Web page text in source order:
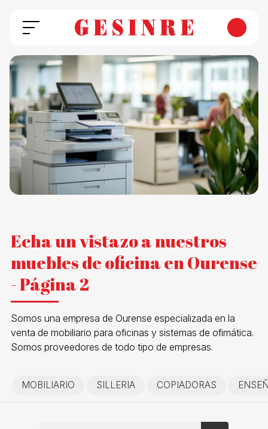
Echa un vistazo a nuestros
muebles de oficina en Ourense
- Página 2
Somos una empresa de Ourense especializada en la
venta de mobiliario para oficinas y sistemas de ofimática.
Somos proveedores de todo tipo de empresas.
MOBILIARIO SILLERIA COPIADORAS